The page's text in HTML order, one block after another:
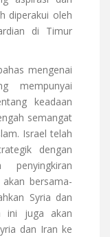
diperakui oleh
di Timur
mengenai
mempunyai
keadaan
semangat
Israel telah
dengan
penyingkiran
bersama-
Syria dan
ini juga akan
dan Iran ke